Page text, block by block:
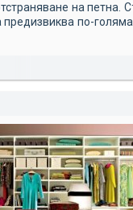
на петна.
предизвиква по-